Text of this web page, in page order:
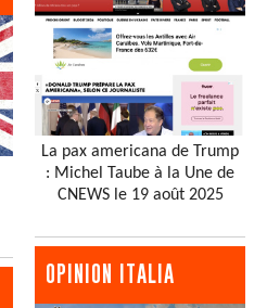
La pax americana de Trump
: Michel Taube à la Une de
CNEWS le 19 août 2025
OPINION ITALIA